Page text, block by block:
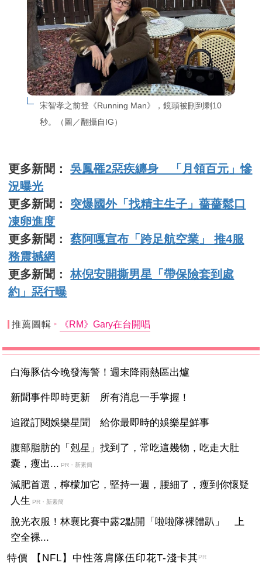
宋智孝之前登《Running Man》，鏡頭被刪到剩10
秒。（圖／翻攝自IG）
更多新聞：吳鳳罹2惡疾纏身 「月領百元」慘
況曝光
更多新聞： 突爆國外「找精主生子」薔薔鬆口
凍卵進度
更多新聞：蔡阿嘎宣布「跨足航空業」 推4服
務震撼網
更多新聞：林倪安開撕男星「帶保險套到處
約」惡行曝
推薦圖輯 《RM》Gary在台開唱
白海豚估今晚發海警！週末降雨熱區出爐
新聞事件即時更新 所有消息一手掌握！
追蹤訂閱娛樂星聞 給你最即時的娛樂星鮮事
腹部脂肪的「剋星」找到了，常吃這幾物，吃走大肚
囊，瘦出... PR・新素簡
減肥首選，檸檬加它，堅持一週，腰細了，瘦到你懷疑
人生 PR・新素簡
脫光衣服！林襄比賽中露2點開「啦啦隊裸體趴」 上
空全裸...
特價 【NFL】中性落肩隊伍印花T-淺卡其PR